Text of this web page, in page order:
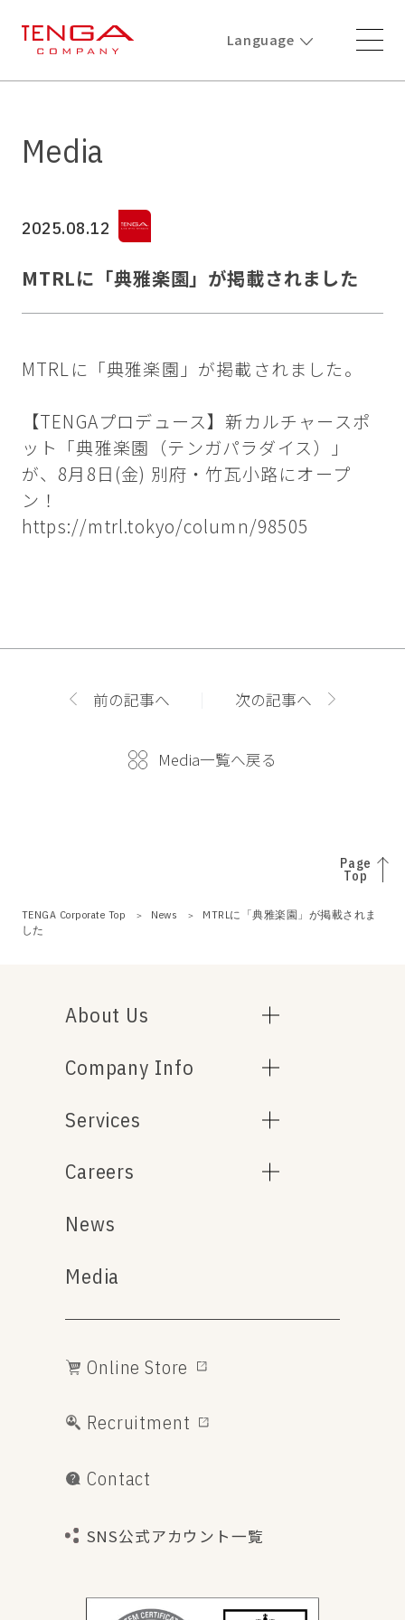
Language
Media
2025.08.12
MTRLに「典雅楽園」が掲載されました
MTRLに「典雅楽園」が掲載されました。
【TENGAプロデュース】新カルチャースポ
ット「典雅楽園（テンガパラダイス）」
が、8月8日(金) 別府・竹瓦小路にオープ
ン！
https://mtrl.tokyo/column/98505
前の記事へ
Media一覧へ戻る
次の記事へ
Page
Top
TENGA Corporate Top News
MTRLに「典雅楽園」が掲載されま
した
Online Store
Recruitment
Contact
SNS公式アカウント一覧
About Us
Company Info
Services
Careers
News
Media